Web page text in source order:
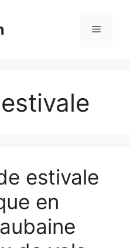
Menu
estivale
en